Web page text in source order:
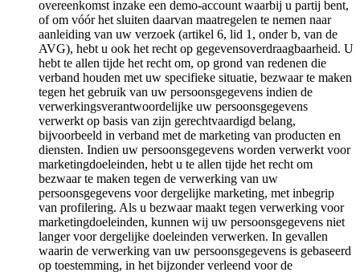
overeenkomst inzake een demo-account waarbij u partij bent,
of om vóór het sluiten daarvan maatregelen te nemen naar
aanleiding van uw verzoek (artikel 6, lid 1, onder b, van de
AVG), hebt u ook het recht op gegevensoverdraagbaarheid. U
hebt te allen tijde het recht om, op grond van redenen die
verband houden met uw specifieke situatie, bezwaar te maken
tegen het gebruik van uw persoonsgegevens indien de
verwerkingsverantwoordelijke uw persoonsgegevens
verwerkt op basis van zijn gerechtvaardigd belang,
bijvoorbeeld in verband met de marketing van producten en
diensten. Indien uw persoonsgegevens worden verwerkt voor
marketingdoeleinden, hebt u te allen tijde het recht om
bezwaar te maken tegen de verwerking van uw
persoonsgegevens voor dergelijke marketing, met inbegrip
van profilering. Als u bezwaar maakt tegen verwerking voor
marketingdoeleinden, kunnen wij uw persoonsgegevens niet
langer voor dergelijke doeleinden verwerken. In gevallen
waarin de verwerking van uw persoonsgegevens is gebaseerd
op toestemming, in het bijzonder verleend voor de